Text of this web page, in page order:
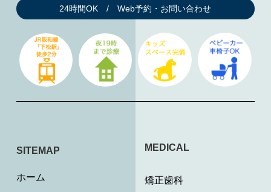
24時間OK / Web予約・お問い合わせ
SITEMAP
ホーム
MEDICAL
矯正歯科